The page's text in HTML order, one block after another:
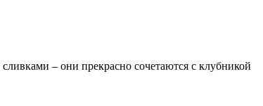
– они прекрасно сочетаются с клубникой